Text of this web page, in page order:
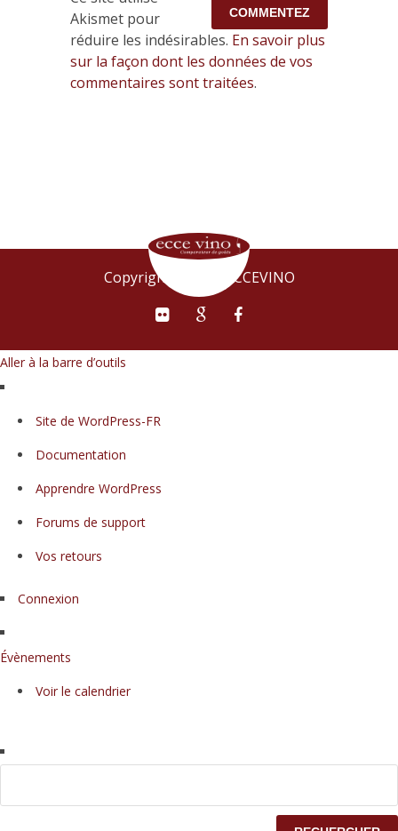
Akismet pour
réduire les indésirables. En savoir plus
sur la façon dont les données de vos
commentaires sont traitées.
Copyright © 2015 ECCEVINO
Aller à la barre d’outils
WordPress
Site de WordPress-FR
Documentation
Apprendre WordPress
Forums de support
Vos retours
Connexion
Évènements
Voir le calendrier